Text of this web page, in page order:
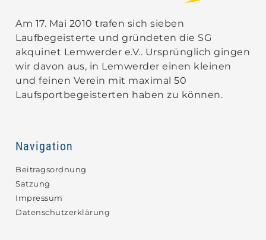
Am 17. Mai 2010 trafen sich sieben
Laufbegeisterte und gründeten die SG
akquinet Lemwerder e.V.. Ursprünglich gingen
wir davon aus, in Lemwerder einen kleinen
und feinen Verein mit maximal 50
Laufsportbegeisterten haben zu können.
Navigation
Beitragsordnung
Satzung
Impressum
Datenschutzerklärung